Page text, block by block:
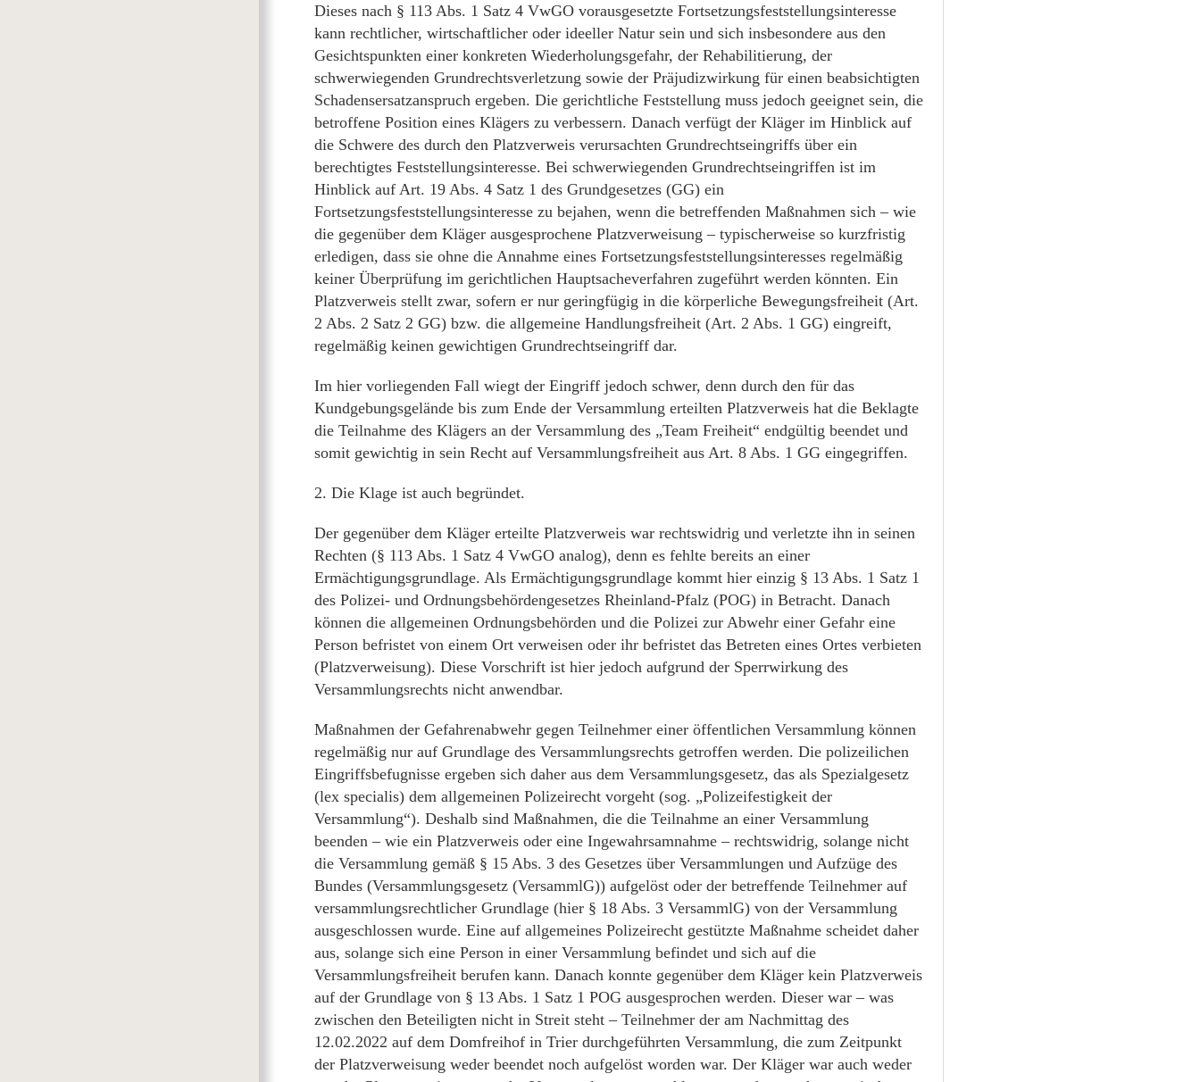
Dieses nach § 113 Abs. 1 Satz 4 VwGO vorausgesetzte Fortsetzungsfeststellungsinteresse
kann rechtlicher, wirtschaftlicher oder ideeller Natur sein und sich insbesondere aus den
Gesichtspunkten einer konkreten Wiederholungsgefahr, der Rehabilitierung, der
schwerwiegenden Grundrechtsverletzung sowie der Präjudizwirkung für einen beabsichtigten
Schadensersatzanspruch ergeben. Die gerichtliche Feststellung muss jedoch geeignet sein, die
betroffene Position eines Klägers zu verbessern. Danach verfügt der Kläger im Hinblick auf
die Schwere des durch den Platzverweis verursachten Grundrechtseingriffs über ein
berechtigtes Feststellungsinteresse. Bei schwerwiegenden Grundrechtseingriffen ist im
Hinblick auf Art. 19 Abs. 4 Satz 1 des Grundgesetzes (GG) ein
Fortsetzungsfeststellungsinteresse zu bejahen, wenn die betreffenden Maßnahmen sich – wie
die gegenüber dem Kläger ausgesprochene Platzverweisung – typischerweise so kurzfristig
erledigen, dass sie ohne die Annahme eines Fortsetzungsfeststellungsinteresses regelmäßig
keiner Überprüfung im gerichtlichen Hauptsacheverfahren zugeführt werden könnten. Ein
Platzverweis stellt zwar, sofern er nur geringfügig in die körperliche Bewegungsfreiheit (Art.
2 Abs. 2 Satz 2 GG) bzw. die allgemeine Handlungsfreiheit (Art. 2 Abs. 1 GG) eingreift,
regelmäßig keinen gewichtigen Grundrechtseingriff dar.
Im hier vorliegenden Fall wiegt der Eingriff jedoch schwer, denn durch den für das
Kundgebungsgelände bis zum Ende der Versammlung erteilten Platzverweis hat die Beklagte
die Teilnahme des Klägers an der Versammlung des „Team Freiheit“ endgültig beendet und
somit gewichtig in sein Recht auf Versammlungsfreiheit aus Art. 8 Abs. 1 GG eingegriffen.
2. Die Klage ist auch begründet.
Der gegenüber dem Kläger erteilte Platzverweis war rechtswidrig und verletzte ihn in seinen
Rechten (§ 113 Abs. 1 Satz 4 VwGO analog), denn es fehlte bereits an einer
Ermächtigungsgrundlage. Als Ermächtigungsgrundlage kommt hier einzig § 13 Abs. 1 Satz 1
des Polizei- und Ordnungsbehördengesetzes Rheinland-Pfalz (POG) in Betracht. Danach
können die allgemeinen Ordnungsbehörden und die Polizei zur Abwehr einer Gefahr eine
Person befristet von einem Ort verweisen oder ihr befristet das Betreten eines Ortes verbieten
(Platzverweisung). Diese Vorschrift ist hier jedoch aufgrund der Sperrwirkung des
Versammlungsrechts nicht anwendbar.
Maßnahmen der Gefahrenabwehr gegen Teilnehmer einer öffentlichen Versammlung können
regelmäßig nur auf Grundlage des Versammlungsrechts getroffen werden. Die polizeilichen
Eingriffsbefugnisse ergeben sich daher aus dem Versammlungsgesetz, das als Spezialgesetz
(lex specialis) dem allgemeinen Polizeirecht vorgeht (sog. „Polizeifestigkeit der
Versammlung“). Deshalb sind Maßnahmen, die die Teilnahme an einer Versammlung
beenden – wie ein Platzverweis oder eine Ingewahrsamnahme – rechtswidrig, solange nicht
die Versammlung gemäß § 15 Abs. 3 des Gesetzes über Versammlungen und Aufzüge des
Bundes (Versammlungsgesetz (VersammlG)) aufgelöst oder der betreffende Teilnehmer auf
versammlungsrechtlicher Grundlage (hier § 18 Abs. 3 VersammlG) von der Versammlung
ausgeschlossen wurde. Eine auf allgemeines Polizeirecht gestützte Maßnahme scheidet daher
aus, solange sich eine Person in einer Versammlung befindet und sich auf die
Versammlungsfreiheit berufen kann. Danach konnte gegenüber dem Kläger kein Platzverweis
auf der Grundlage von § 13 Abs. 1 Satz 1 POG ausgesprochen werden. Dieser war – was
zwischen den Beteiligten nicht in Streit steht – Teilnehmer der am Nachmittag des
12.02.2022 auf dem Domfreihof in Trier durchgeführten Versammlung, die zum Zeitpunkt
der Platzverweisung weder beendet noch aufgelöst worden war. Der Kläger war auch weder